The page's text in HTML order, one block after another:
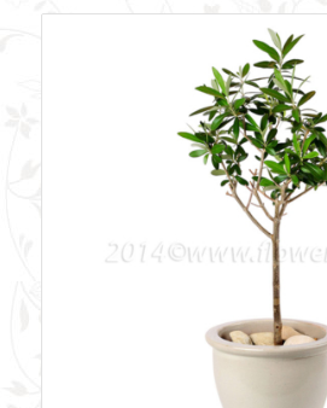
products
ascending